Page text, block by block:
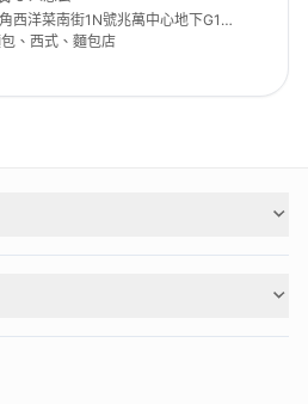
西洋菜南街1N號兆萬中心地下G1及
號舖
、西式、麵包店